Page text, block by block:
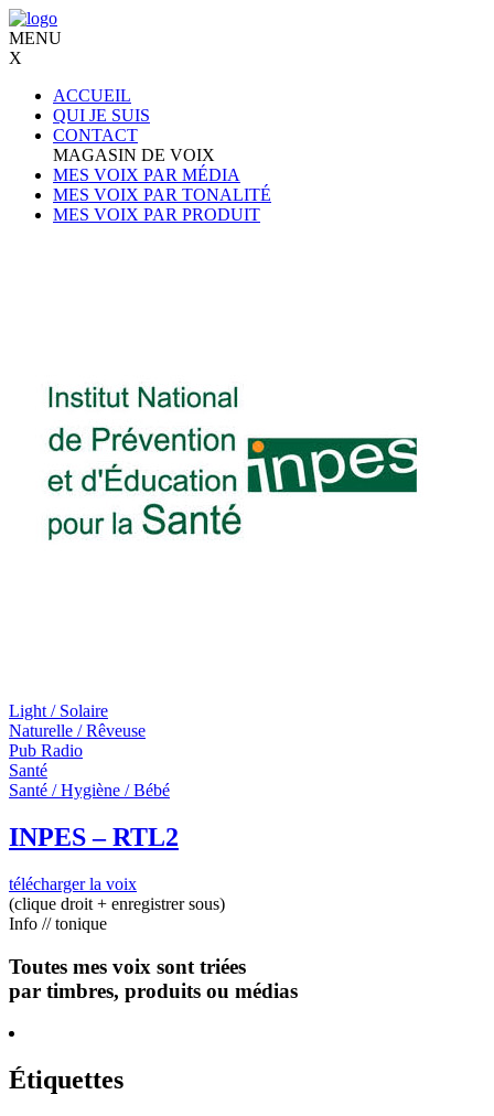
MENU
X
ACCUEIL
QUI JE SUIS
CONTACT
MAGASIN DE VOIX
MES VOIX PAR MÉDIA
MES VOIX PAR TONALITÉ
MES VOIX PAR PRODUIT
Light / Solaire
Naturelle / Rêveuse
Pub Radio
Santé
Santé / Hygiène / Bébé
INPES – RTL2
télécharger la voix
(clique droit + enregistrer sous)
Info // tonique
Toutes mes voix sont triées
par timbres, produits ou médias
Étiquettes